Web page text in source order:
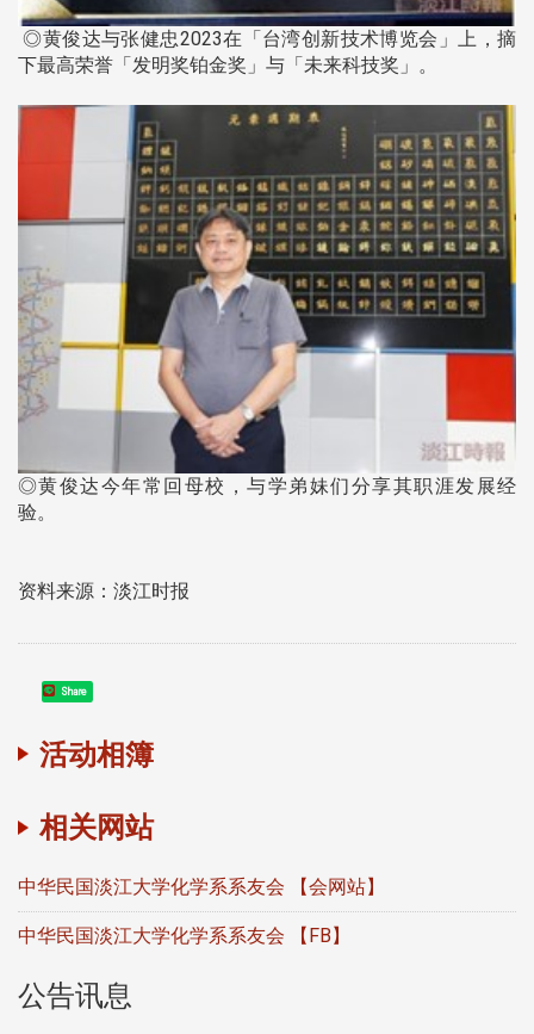
◎黄俊达与张健忠2023在「台湾创新技术博览会」上，摘
下最高荣誉「发明奖铂金奖」与「未来科技奖」。
◎黄俊达今年常回母校，与学弟妹们分享其职涯发展经
验。
资料来源：淡江时报
Share
活动相簿
相关网站
中华民国淡江大学化学系系友会 【会网站】
中华民国淡江大学化学系系友会 【FB】
公告讯息